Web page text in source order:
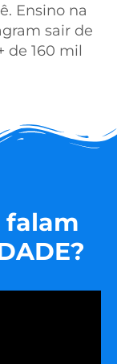
Ensino na
sair de
de 160 mil
falam